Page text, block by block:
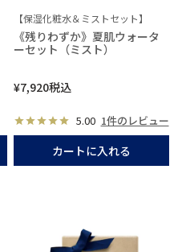
【保湿化粧水＆ミストセット】
《残りわずか》夏肌ウォータ
ーセット（ミスト）
¥7,920税込
5.00 1件のレビュー
カートに入れる